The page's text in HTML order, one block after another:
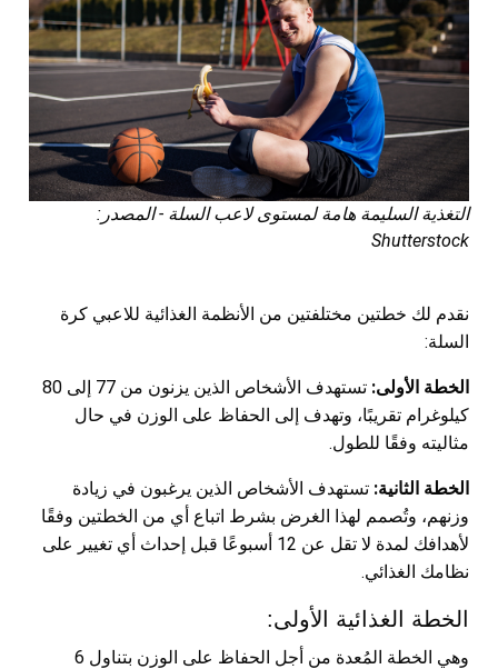
التغذية السليمة هامة لمستوى لاعب السلة - المصدر:
Shutterstock
نقدم لك خطتين مختلفتين من الأنظمة الغذائية للاعبي كرة
السلة:
الخطة الأولى:
تستهدف الأشخاص الذين يزنون من 77 إلى 80
كيلوغرام تقريبًا، وتهدف إلى الحفاظ على الوزن في حال
مثاليته وفقًا للطول.
الخطة الثانية: تستهدف الأشخاص الذين يرغبون في زيادة
وزنهم، وتُصمم لهذا الغرض بشرط اتباع أي من الخطتين وفقًا
لأهدافك لمدة لا تقل عن 12 أسبوعًا قبل إحداث أي تغيير على
نظامك الغذائي.
الخطة الغذائية الأولى:
وهي الخطة المُعدة من أجل الحفاظ على الوزن بتناول 6